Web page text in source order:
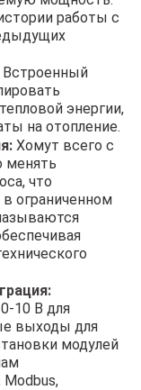
работы с
Встроенный
энергии,
на отопление.
Хомут всего с
менять
что
ограниченном
10 В для
выходы для
модулей
Modbus,